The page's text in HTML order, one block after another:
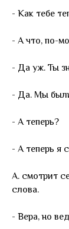
- Как тебе
- А что, по-
- Да уж. Ты
- Да. Мы
- А теперь?
- А теперь я
А. смотрит
слова.
- Вера, но